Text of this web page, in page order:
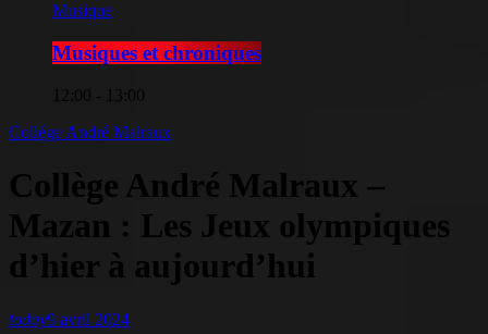
Musique
Musiques et chroniques
12:00 - 13:00
Collége André Malraux
Collège André Malraux –
Mazan : Les Jeux olympiques
d’hier à aujourd’hui
today9 avril 2024